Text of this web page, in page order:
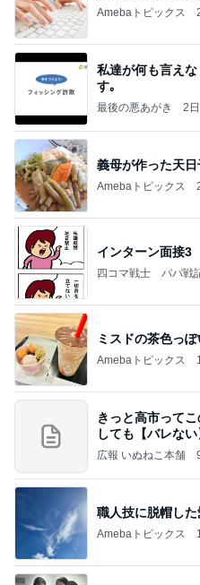
Amebaトピックス
私達が何も言え
す｡
最後の悪あがき 2
義母が作った天
Amebaトピックス
インターン面接3
四コマ戦士 パパ戦
ミスドの茶色っ
Amebaトピックス
きっと高市って
しても【バレな
だろ
広報 いぬねこ本舗
職人技に脱帽し
Amebaトピックス